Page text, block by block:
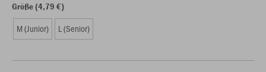
Größe (4,79 €)
M (Junior) L (Senior)